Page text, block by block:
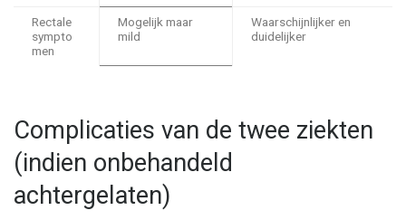
Rectale
sympto
men
Mogelijk maar
mild
Waarschijnlijker en
duidelijker
Complicaties van de twee ziekten
(indien onbehandeld
achtergelaten)